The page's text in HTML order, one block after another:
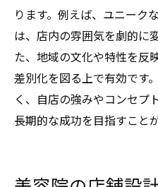
力
トレンドを先取
ツ
美容院の店舗設計で
りのコツ
五感に働きかける
ります。例えば、ユニーク
は、店内の雰囲気を劇的に
た、地域の文化や特性を反
差別化を図る上で有効です
く、自店の強みやコンセプ
長期的な成功を目指すこと